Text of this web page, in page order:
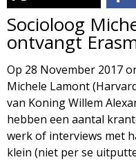
g
i
e
M
a
Socioloog
ontvangt
Op 28 November 2017
Michele Lamont
van Koning Willem
hebben een aantal
werk of interviews met
klein (niet per se